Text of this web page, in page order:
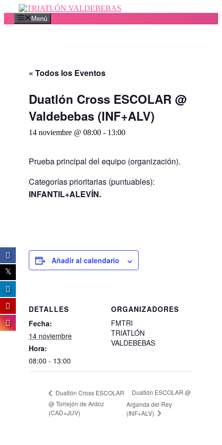
Saltar
contenido
Menú
« Todos los Eventos
Duatlón Cross ESCOLAR @
Valdebebas (INF+ALV)
14 noviembre @ 08:00 - 13:00
Prueba principal del equipo (organización).
Categorías prioritarias (puntuables):
INFANTIL+ALEVÍN.
Añadir al calendario
DETALLES
Fecha:
14 noviembre
Hora:
08:00 - 13:00
ORGANIZADORES
FMTRI
TRIATLÓN
VALDEBEBAS
Duatlón Cross ESCOLAR
@ Torrejón de Ardoz
(CAD+JUV)
Duatlón ESCOLAR @
Arganda del Rey
(INF+ALV)